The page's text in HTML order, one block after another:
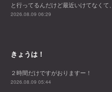
と行ってるんだけど最近いけてなく
2026.08.09 06:29
きょうは！
２時間だけですがおりますー！
2026.08.09 05:44